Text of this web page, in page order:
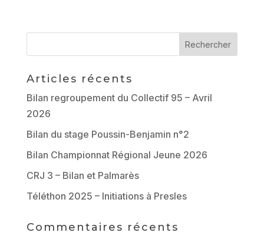
Articles récents
Bilan regroupement du Collectif 95 – Avril
2026
Bilan du stage Poussin-Benjamin n°2
Bilan Championnat Régional Jeune 2026
CRJ 3 – Bilan et Palmarès
Téléthon 2025 – Initiations à Presles
Commentaires récents